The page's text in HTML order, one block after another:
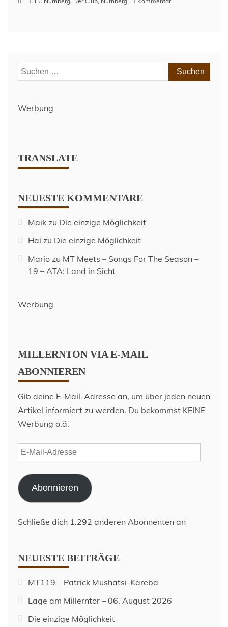
FC
Nürnberg
(A)
Suchen
nach:
Werbung
TRANSLATE
NEUESTE KOMMENTARE
Maik zu Die einzige Möglichkeit
Hai zu Die einzige Möglichkeit
Mario zu MT Meets – Songs For The Season –
19 – ATA: Land in Sicht
Werbung
MILLERNTON VIA E-MAIL
ABONNIEREN
Gib deine E-Mail-Adresse an, um über jeden neuen
Artikel informiert zu werden. Du bekommst KEINE
Werbung o.ä.
E-
Mail-
Adresse
Abonnieren
Schließe dich 1.292 anderen Abonnenten an
NEUESTE BEITRÄGE
MT119 – Patrick Mushatsi-Kareba
Lage am Millerntor – 06. August 2026
Die einzige Möglichkeit